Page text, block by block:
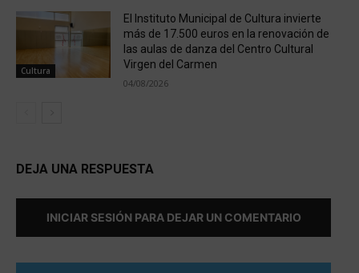
Cultura
El Instituto Municipal de Cultura invierte
más de 17.500 euros en la renovación de
las aulas de danza del Centro Cultural
Virgen del Carmen
04/08/2026
DEJA UNA RESPUESTA
INICIAR SESIÓN PARA DEJAR UN COMENTARIO